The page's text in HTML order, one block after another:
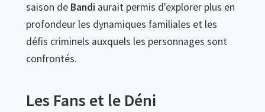
saison de Bandi aurait permis d'explorer plus en
profondeur les dynamiques familiales et les
défis criminels auxquels les personnages sont
confrontés.
Les Fans et le Déni